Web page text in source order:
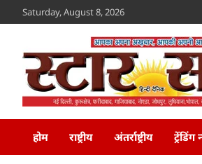
to
Saturday, August 8, 2026
Star Savera
होम
राष्ट्रीय अंतर्राष्ट्रीय ट्रेंडिंग